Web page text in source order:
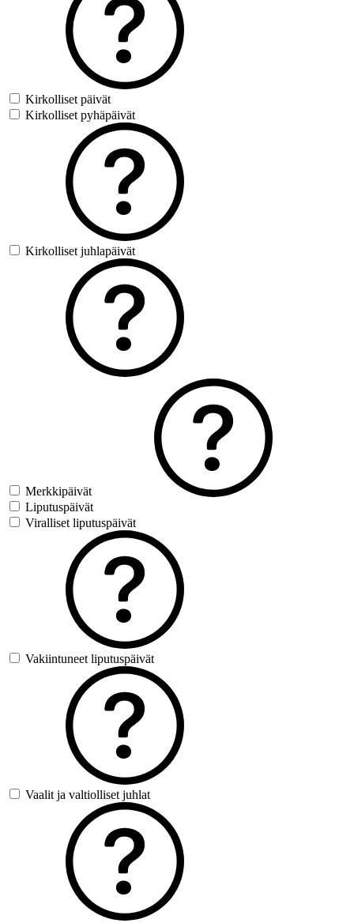
Kirkolliset päivät
Kirkolliset pyhäpäivät
Kirkolliset juhlapäivät
Merkkipäivät
Liputuspäivät
Viralliset liputuspäivät
Vakiintuneet liputuspäivät
Vaalit ja valtiolliset juhlat